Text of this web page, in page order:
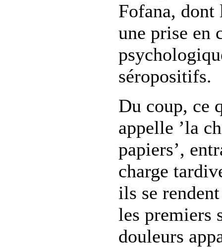
Fofana,
une prise en
séropositifs.
Du coup, ce
appelle ’la
papiers’,
charge
ils se
les premiers
douleurs